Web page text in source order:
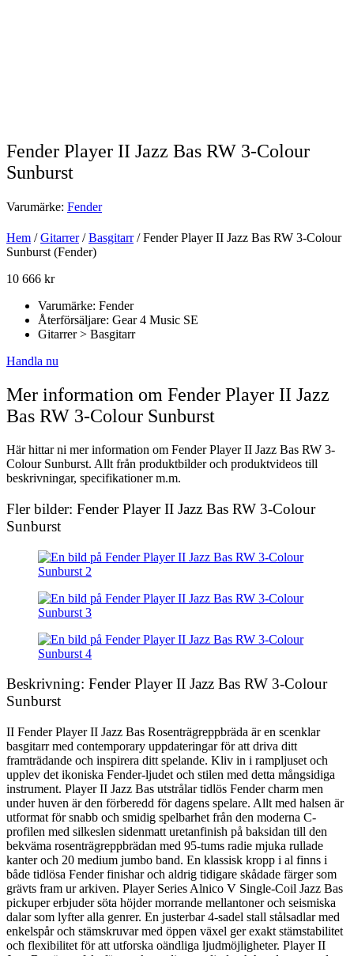
Fender Player II Jazz Bas RW 3-Colour
Sunburst
Varumärke: Fender
Hem /Gitarrer/Basgitarr/ Fender Player II Jazz Bas RW 3-Colour
Sunburst (Fender)
10 666 kr
Varumärke: Fender
Återförsäljare: Gear 4 Music SE
Gitarrer > Basgitarr
Handla nu
Mer information om Fender Player II Jazz
Bas RW 3-Colour Sunburst
Här hittar ni mer information om Fender Player II Jazz Bas RW 3-
Colour Sunburst. Allt från produktbilder och produktvideos till
beskrivningar, specifikationer m.m.
Fler bilder: Fender Player II Jazz Bas RW 3-Colour
Sunburst
Beskrivning: Fender Player II Jazz Bas RW 3-Colour
Sunburst
II Fender Player II Jazz Bas Rosenträgreppbräda är en scenklar
basgitarr med contemporary uppdateringar för att driva ditt
framträdande och inspirera ditt spelande. Kliv in i rampljuset och
upplev det ikoniska Fender-ljudet och stilen med detta mångsidiga
instrument. Player II Jazz Bas utstrålar tidlös Fender charm men
under huven är den förberedd för dagens spelare. Allt med halsen är
utformat för snabb och smidig spelbarhet från den moderna C-
profilen med silkeslen sidenmatt uretanfinish på baksidan till den
bekväma rosenträgreppbrädan med 95-tums radie mjuka rullade
kanter och 20 medium jumbo band. En klassisk kropp i al finns i
både tidlösa Fender finishar och aldrig tidigare skådade färger som
grävts fram ur arkiven. Player Series Alnico V Single-Coil Jazz Bas
pickuper erbjuder söta höjder morrande mellantoner och seismiska
dalar som lyfter alla genrer. En justerbar 4-sadel stall stålsadlar med
enkelspår och stämskruvar med öppen växel ger exakt stämstabilitet
och flexibilitet för att utforska oändliga ljudmöjligheter. Player II